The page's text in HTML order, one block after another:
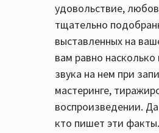
удовольствие,
тщательно
выставленных на
вам равно насколько
звука на нем при
мастеринге,
воспроизведении.
кто пишет эти